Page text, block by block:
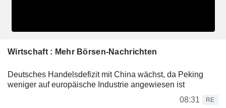
Wirtschaft : Mehr Börsen-Nachrichten
Deutsches Handelsdefizit mit China wächst, da Peking
weniger auf europäische Industrie angewiesen ist
08:31
RE